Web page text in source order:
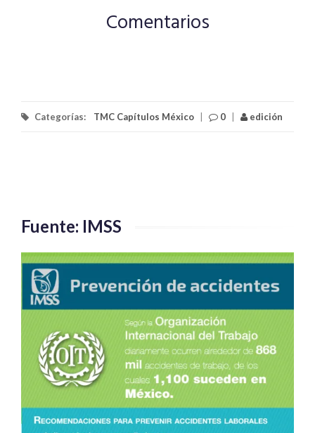
Comentarios
Categorías: TMC Capítulos México | 0 | edición
Fuente: IMSS